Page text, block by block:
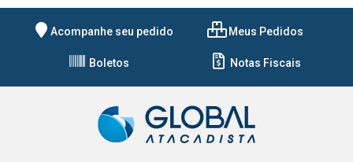
Acompanhe seu pedido Meus Pedidos
Boletos Notas Fiscais